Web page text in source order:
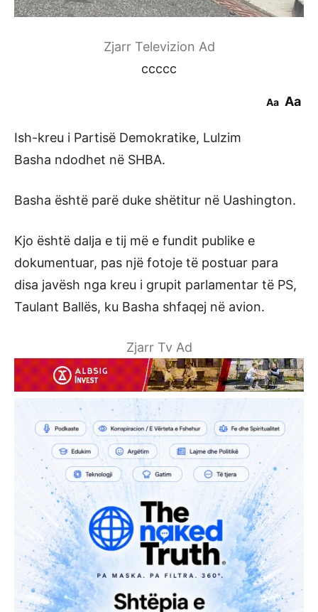
Zjarr Televizion Ad
ccccc
Aa Aa
Ish-kreu i Partisë Demokratike, Lulzim
Basha ndodhet në SHBA.
Basha është parë duke shëtitur në Uashington.
Kjo është dalja e tij më e fundit publike e
dokumentuar, pas një fotoje të postuar para
disa javësh nga kreu i grupit parlamentar të PS,
Taulant Ballës, ku Basha shfaqej në avion.
Zjarr Tv Ad